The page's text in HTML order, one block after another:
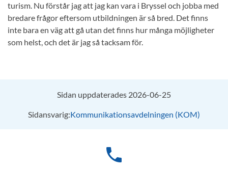
turism. Nu förstår jag att jag kan vara i Bryssel och jobba med
bredare frågor eftersom utbildningen är så bred. Det finns
inte bara en väg att gå utan det finns hur många möjligheter
som helst, och det är jag så tacksam för.
Sidan uppdaterades 2026-06-25
Sidansvarig:Kommunikationsavdelningen (KOM)
phone